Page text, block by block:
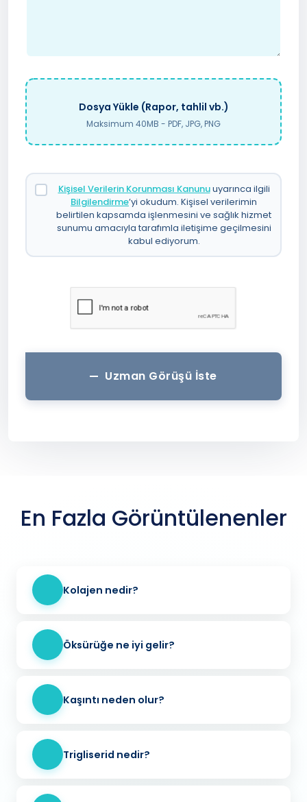
Dosya Yükle (Rapor, tahlil vb.)
Maksimum 40MB - PDF, JPG, PNG
Kişisel Verilerin Korunması Kanunuuyarınca ilgili
Bilgilendirme’yi okudum. Kişisel verilerimin
belirtilen kapsamda işlenmesini ve sağlık hizmet
sunumu amacıyla tarafımla iletişime geçilmesini
kabul ediyorum.
Uzman Görüşü İste
En Fazla Görüntülenenler
Kolajen nedir?
Öksürüğe ne iyi gelir?
Kaşıntı neden olur?
Trigliserid nedir?